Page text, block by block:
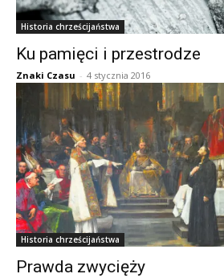
Historia chrześcijaństwa
Ku pamięci i przestrodze
Znaki Czasu - 4 stycznia 2016
Historia chrześcijaństwa
Prawda zwycięży